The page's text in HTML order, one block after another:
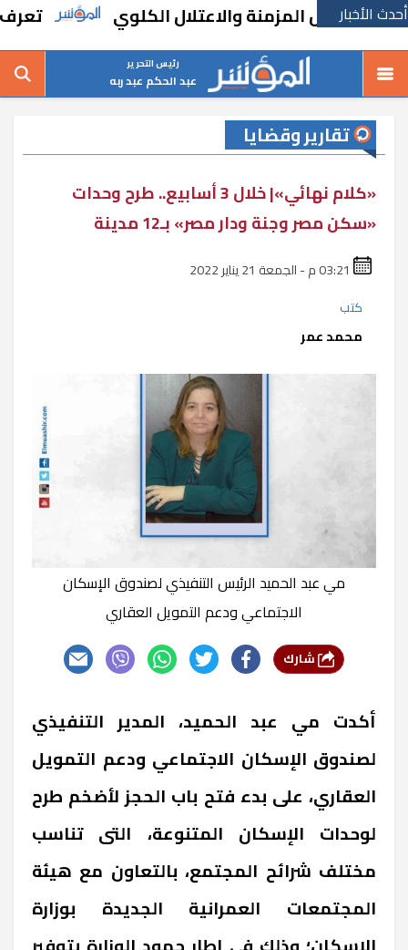
أحدث الأخبار تعرف على
رئيس التحرير
عبد الحكم عبد ربه
تقارير وقضايا
«كلام نهائي»| خلال 3 أسابيع.. طرح وحدات
«سكن مصر وجنة ودار مصر» بـ12 مدينة
كتب
محمد عمر
مي عبد الحميد الرئيس التنفيذي لصندوق الإسكان
الاجتماعي ودعم التمويل العقاري
أكدت مي عبد الحميد، المدير التنفيذي
لصندوق الإسكان الاجتماعي ودعم التمويل
العقاري، على بدء فتح باب الحجز لأضخم طرح
لوحدات الإسكان المتنوعة، التى تناسب
مختلف شرائح المجتمع، بالتعاون مع هيئة
المجتمعات العمرانية الجديدة بوزارة